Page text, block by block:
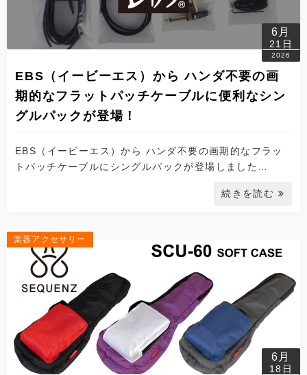
6月
21日
2026
EBS（イービーエス）から ハンダ不要の画
期的なフラットパッチケーブルに便利なシン
グルパックが登場！
EBS（イービーエス）から ハンダ不要の画期的なフラッ
トパッチケーブルにシングルパックが登場しました…
続きを読む
楽器アクセサリー
6月
18日